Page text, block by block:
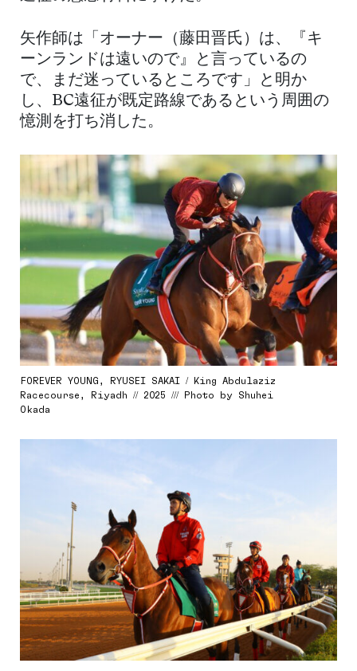
矢作師は「オーナー（藤田晋氏）は、『キ
ーンランドは遠いので』と言っているの
で、まだ迷っているところです」と明か
し、BC遠征が既定路線であるという周囲の
憶測を打ち消した。
FOREVER YOUNG, RYUSEI SAKAI / King Abdulaziz
Racecourse, Riyadh // 2025 /// Photo by Shuhei
Okada